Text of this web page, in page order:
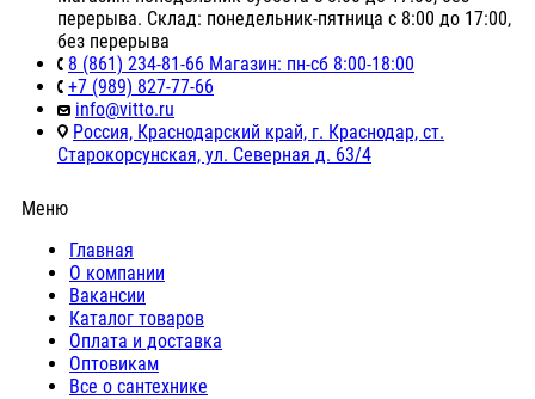
перерыва. Склад: понедельник-пятница с 8:00 до 17:00,
без перерыва
8 (861) 234-81-66 Магазин: пн-сб 8:00-18:00
+7 (989) 827-77-66
info@vitto.ru
Россия, Краснодарский край, г. Краснодар, ст.
Старокорсунская, ул. Северная д. 63/4
Меню
Главная
О компании
Вакансии
Каталог товаров
Оплата и доставка
Оптовикам
Все о сантехнике